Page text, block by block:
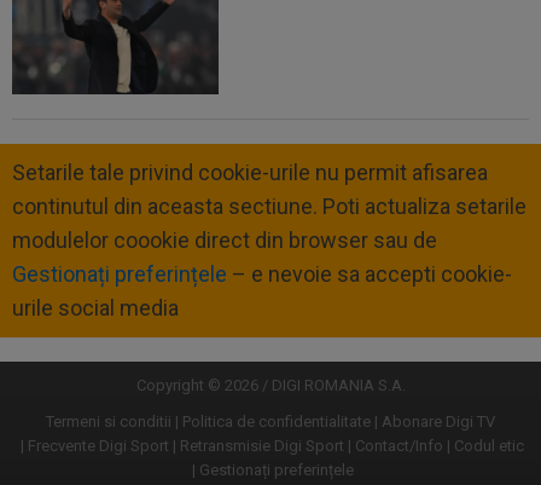
Setarile tale privind cookie-urile nu permit afisarea
continutul din aceasta sectiune. Poti actualiza setarile
modulelor coookie direct din browser sau de
Gestionați preferințele – e nevoie sa accepti cookie-
urile social media
Copyright © 2026 / DIGI ROMANIA S.A.
Termeni si conditii
Politica de confidentialitate
Abonare Digi TV
Frecvente Digi Sport
Retransmisie Digi Sport Contact/Info
Codul etic
Gestionați preferințele